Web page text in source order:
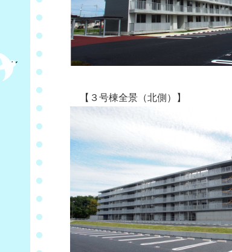
【３号棟全景（北側）】